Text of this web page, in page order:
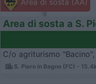
Area di sosta (AA)
Area di sosta a S.
C/o agriturismo
S. Piero in Bagno (FC) -